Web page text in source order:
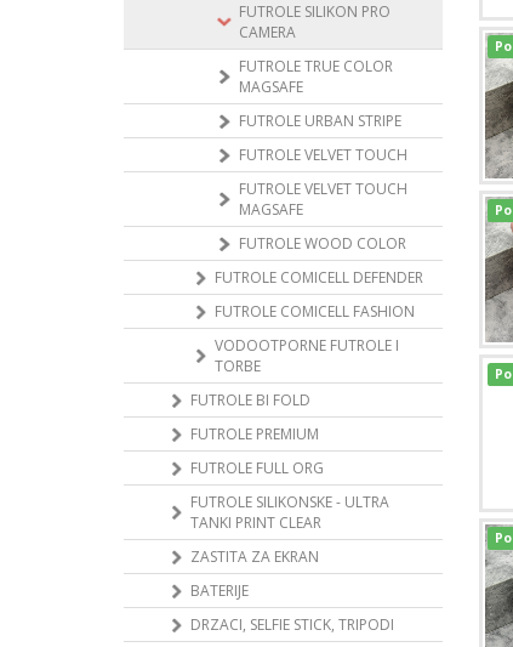
FUTROLE SILIKON PRO
CAMERA
FUTROLE TRUE COLOR
MAGSAFE
FUTROLE URBAN STRIPE
FUTROLE VELVET TOUCH
FUTROLE VELVET TOUCH
MAGSAFE
FUTROLE WOOD COLOR
FUTROLE COMICELL DEFENDER
FUTROLE COMICELL FASHION
VODOOTPORNE FUTROLE I
TORBE
FUTROLE BI FOLD
FUTROLE PREMIUM
FUTROLE FULL ORG
FUTROLE SILIKONSKE - ULTRA
TANKI PRINT CLEAR
ZASTITA ZA EKRAN
BATERIJE
DRZACI, SELFIE STICK, TRIPODI